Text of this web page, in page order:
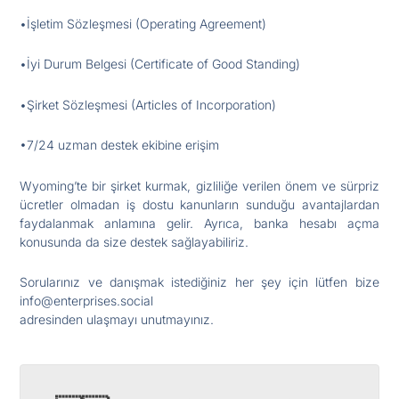
•İşletim Sözleşmesi (Operating Agreement)
•İyi Durum Belgesi (Certificate of Good Standing)
•Şirket Sözleşmesi (Articles of Incorporation)
•7/24 uzman destek ekibine erişim
Wyoming’te bir şirket kurmak, gizliliğe verilen önem ve sürpriz
ücretler olmadan iş dostu kanunların sunduğu avantajlardan
faydalanmak anlamına gelir. Ayrıca, banka hesabı açma
konusunda da size destek sağlayabiliriz.
Sorularınız ve danışmak istediğiniz her şey için lütfen bize
info@enterprises.social
adresinden ulaşmayı unutmayınız.